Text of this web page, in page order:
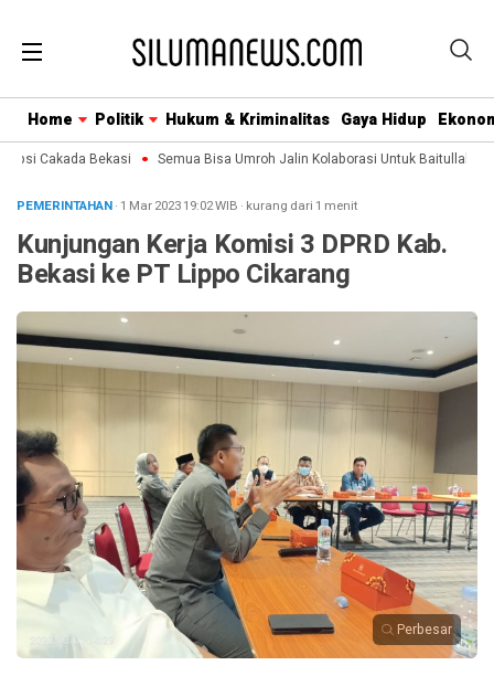
Home Politik Hukum & Kriminalitas Gaya Hidup
Cakada Bekasi Semua Bisa Umroh Jalin Kolaborasi Untuk Baitullah
PEMERINTAHAN· 1 Mar 202319:02WIB · kurang dari 1 menit
Kunjungan Kerja Komisi 3 DPRD Kab.
Bekasi ke PT Lippo Cikarang
Perbesar